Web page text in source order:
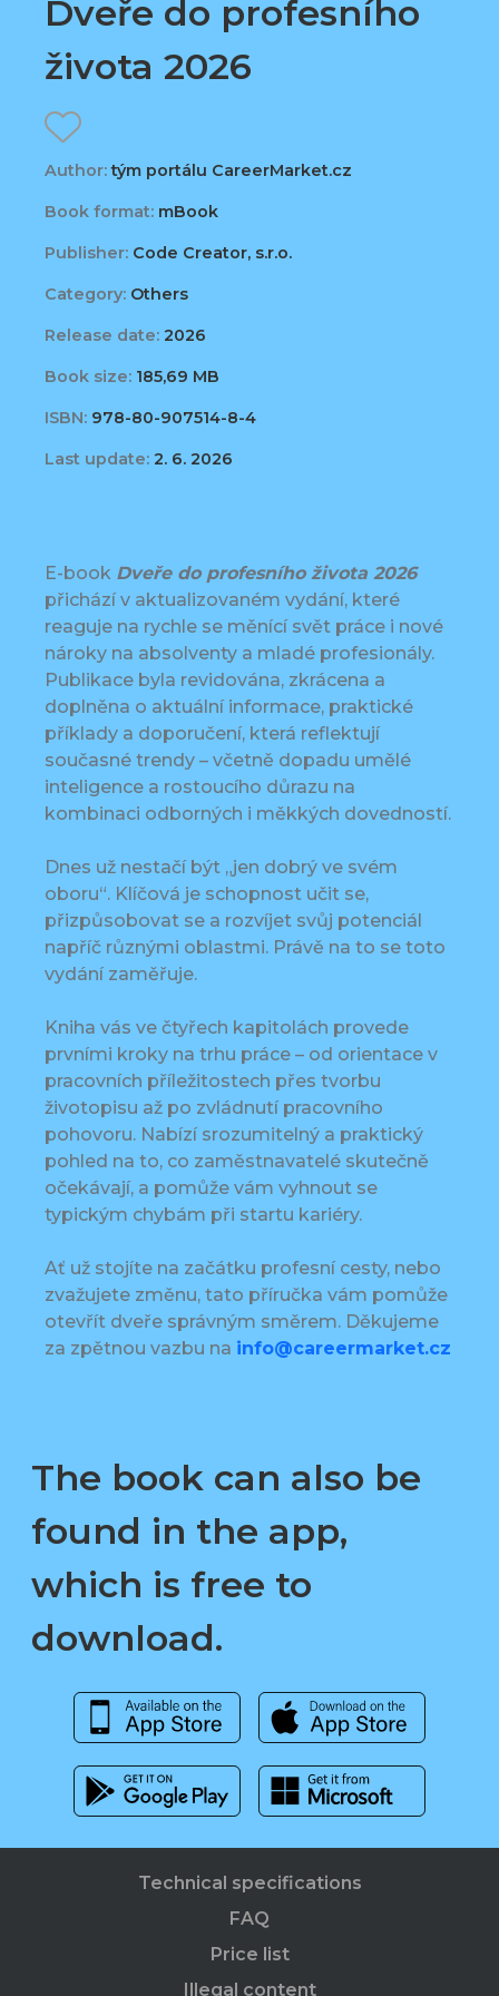
Dveře do profesního
života 2026
Author:tým portálu CareerMarket.cz
Book format: mBook
Publisher: Code Creator, s.r.o.
Category: Others
Release date: 2026
Book size: 185,69 MB
ISBN: 978-80-907514-8-4
Last update: 2. 6. 2026
E-book Dveře do profesního života 2026
přichází v aktualizovaném vydání, které
reaguje na rychle se měnící svět práce i nové
nároky na absolventy a mladé profesionály.
Publikace byla revidována, zkrácena a
doplněna o aktuální informace, praktické
příklady a doporučení, která reflektují
současné trendy – včetně dopadu umělé
inteligence a rostoucího důrazu na
kombinaci odborných i měkkých dovedností.
Dnes už nestačí být „jen dobrý ve svém
oboru“. Klíčová je schopnost učit se,
přizpůsobovat se a rozvíjet svůj potenciál
napříč různými oblastmi. Právě na to se toto
vydání zaměřuje.
Kniha vás ve čtyřech kapitolách provede
prvními kroky na trhu práce – od orientace v
pracovních příležitostech přes tvorbu
životopisu až po zvládnutí pracovního
pohovoru. Nabízí srozumitelný a praktický
pohled na to, co zaměstnavatelé skutečně
očekávají, a pomůže vám vyhnout se
typickým chybám při startu kariéry.
Ať už stojíte na začátku profesní cesty, nebo
zvažujete změnu, tato příručka vám pomůže
otevřít dveře správným směrem. Děkujeme
za zpětnou vazbu na info@careermarket.cz
The book can also be
found in the app,
which is free to
download.
Technical specifications
FAQ
Price list
Illegal content